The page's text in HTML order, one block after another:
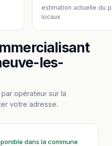
estimation actuelle du
locaux
les-
opérateur sur la
votre adresse.
dans la commune